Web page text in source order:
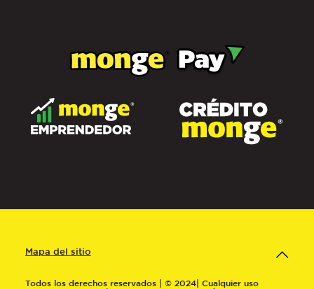
Todos los derechos reservados | © 2024| Cualquier uso
Mapa del sitio